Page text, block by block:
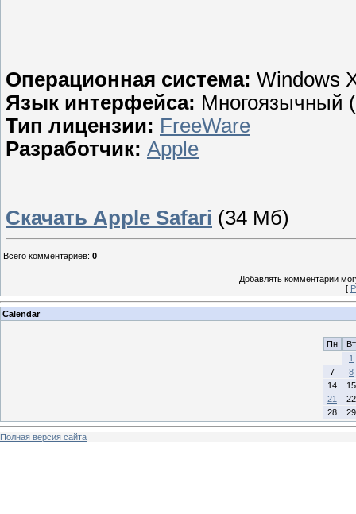
Операционная система: Windows
Язык интерфейса: Многоязычный
Тип лицензии: FreeWare
Разработчик: Apple
Скачать Apple Safari (34 Мб)
Всего комментариев: 0
Добавлять комментарии
[
Calendar
Пн
Вт
1
7
8
14
15
21
22
28
29
Полная версия сайта